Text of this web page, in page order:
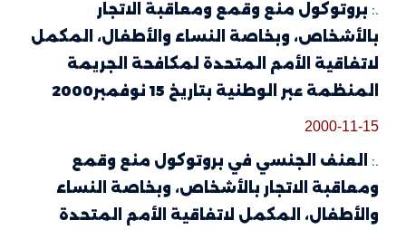
بروتوكول منع وقمع ومعاقبة الاتجار
بالأشخاص، وبخاصة النساء والأطفال، المكمل
لاتفاقية الأمم المتحدة لمكافحة الجريمة
المنظمة عبر الوطنية بتاريخ 15 نوفمبر2000
2000-11-15
العنف الجنسي في بروتوكول منع وقمع
ومعاقبة الاتجار بالأشخاص، وبخاصة النساء
والأطفال، المكمل لاتفاقية الأمم المتحدة